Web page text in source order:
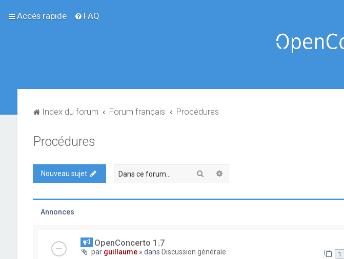
Accès rapide FAQ
Index du forum Forum français Procédures
Procédures
Nouveau sujet Rechercher
Annonces
OpenConcerto 1.7
par guillaume » dans Discussion générale 1